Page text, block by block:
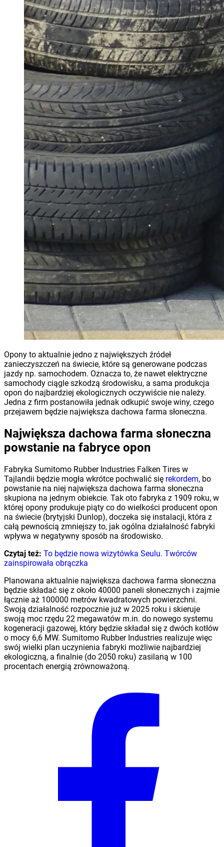
Opony to aktualnie jedno z największych źródeł
zanieczyszczeń na świecie, które są generowane podczas
jazdy np. samochodem. Oznacza to, że nawet elektryczne
samochody ciągle szkodzą środowisku, a sama produkcja
opon do najbardziej ekologicznych oczywiście nie należy.
Jedna z firm postanowiła jednak odkupić swoje winy, czego
przejawem będzie największa dachowa farma słoneczna.
Największa dachowa farma słoneczna
powstanie na fabryce opon
Fabryka Sumitomo Rubber Industries Falken Tires w
Tajlandii będzie mogła wkrótce pochwalić się rekordem, bo
powstanie na niej największa dachowa farma słoneczna
skupiona na jednym obiekcie. Tak oto fabryka z 1909 roku, w
której opony produkuje piąty co do wielkości producent opon
na świecie (brytyjski Dunlop), doczeka się instalacji, która z
całą pewnością zmniejszy to, jak ogólna działalność fabryki
wpływa w negatywny sposób na środowisko.
Czytaj też: To będzie nowa wizytówka Seulu. Twórców
zainspirowała obrączka
Planowana aktualnie największa dachowa farma słoneczna
będzie składać się z około 40000 paneli słonecznych i zajmie
łącznie aż 100000 metrów kwadratowych powierzchni.
Swoją działalność rozpocznie już w 2025 roku i skieruje
swoją moc rzędu 22 megawatów m.in. do nowego systemu
kogeneracji gazowej, który będzie składał się z dwóch kotłów
o mocy 6,6 MW. Sumitomo Rubber Industries realizuje więc
swój wielki plan uczynienia fabryki możliwie najbardziej
ekologiczną, a finalnie (do 2050 roku) zasilaną w 100
procentach energią zrównoważoną.